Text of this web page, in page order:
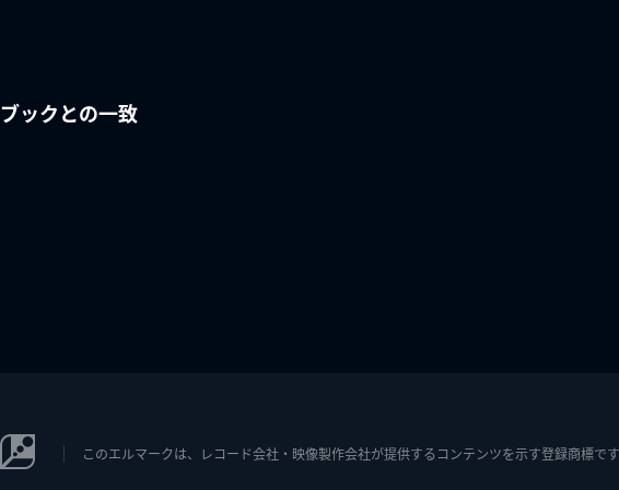
ブックとの一致
このエルマークは、レコード会社・映像製作会社が提供するコンテンツを示す登録商標で